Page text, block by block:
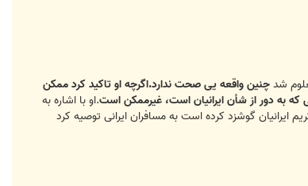
چنین واقعه یی صحت ندارد.اگرچه او تاکید کرد ممکن
به دور از شأن ایرانیان است، غیرممکن است.او با اشاره به
ایرانیان گوشزد کرده است به مسافران ایرانی توصیه کرد